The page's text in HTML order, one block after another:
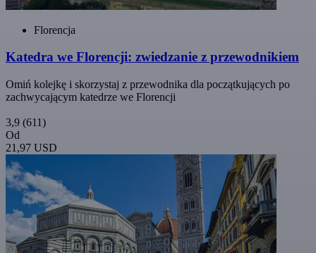
Florencja
Katedra we Florencji: zwiedzanie z przewodnikiem
Omiń kolejkę i skorzystaj z przewodnika dla początkujących po
zachwycającym katedrze we Florencji
3,9 (611)
Od
21,97 USD